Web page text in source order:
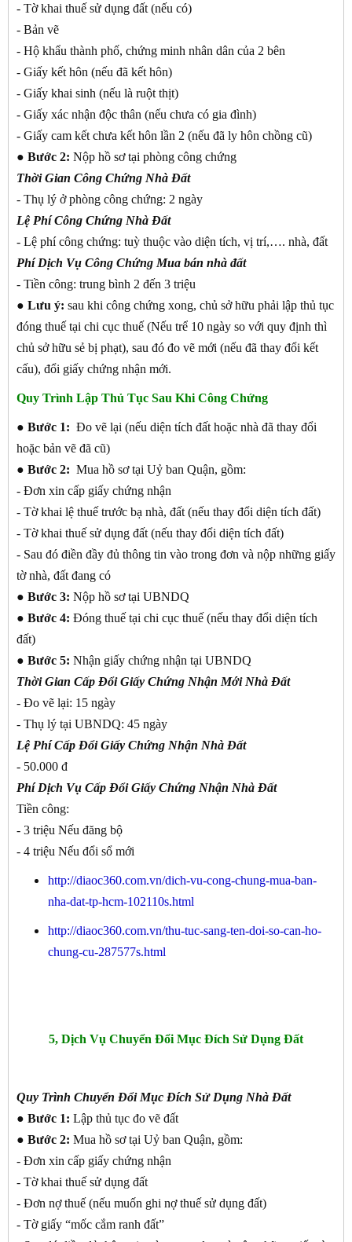
- Tờ khai thuế sử dụng đất (nếu có)
- Bản vẽ
- Hộ khẩu thành phố, chứng minh nhân dân của 2 bên
- Giấy kết hôn (nếu đã kết hôn)
- Giấy khai sinh (nếu là ruột thịt)
- Giấy xác nhận độc thân (nếu chưa có gia đình)
- Giấy cam kết chưa kết hôn lần 2 (nếu đã ly hôn chồng cũ)
● Bước 2: Nộp hồ sơ tại phòng công chứng
Thời Gian Công Chứng Nhà Đất
- Thụ lý ở phòng công chứng: 2 ngày
Lệ Phí Công Chứng Nhà Đất
- Lệ phí công chứng: tuỳ thuộc vào diện tích, vị trí,…. nhà, đất
Phí Dịch Vụ Công Chứng Mua bán nhà đất
- Tiền công: trung bình 2 đến 3 triệu
● Lưu ý: sau khi công chứng xong, chủ sở hữu phải lập thủ tục
đóng thuế tại chi cục thuế (Nếu trể 10 ngày so với quy định thì
chủ sở hữu sẻ bị phạt), sau đó đo vẽ mới (nếu đã thay đổi kết
cấu), đổi giấy chứng nhận mới.
Quy Trình Lập Thủ Tục Sau Khi Công Chứng
● Bước 1: Đo vẽ lại (nếu diện tích đất hoặc nhà đã thay đổi
hoặc bản vẽ đã cũ)
● Bước 2: Mua hồ sơ tại Uỷ ban Quận, gồm:
- Đơn xin cấp giấy chứng nhận
- Tờ khai lệ thuế trước bạ nhà, đất (nếu thay đổi diện tích đất)
- Tờ khai thuế sử dụng đất (nếu thay đổi diện tích đất)
- Sau đó điền đầy đủ thông tin vào trong đơn và nộp những giấy
tờ nhà, đất đang có
● Bước 3: Nộp hồ sơ tại UBNDQ
● Bước 4: Đóng thuế tại chi cục thuế (nếu thay đổi diện tích
đất)
● Bước 5: Nhận giấy chứng nhận tại UBNDQ
Thời Gian Cấp Đổi Giấy Chứng Nhận Mới Nhà Đất
- Đo vẽ lại: 15 ngày
- Thụ lý tại UBNDQ: 45 ngày
Lệ Phí Cấp Đổi Giấy Chứng Nhận Nhà Đất
- 50.000 đ
Phí Dịch Vụ Cấp Đổi Giấy Chứng Nhận Nhà Đất
Tiền công:
- 3 triệu Nếu đăng bộ
- 4 triệu Nếu đổi sổ mới
http://diaoc360.com.vn/dich-vu-cong-chung-mua-ban-
nha-dat-tp-hcm-102110s.html
http://diaoc360.com.vn/thu-tuc-sang-ten-doi-so-can-ho-
chung-cu-287577s.html
5, Dịch Vụ Chuyển Đổi Mục Đích Sử Dụng Đất
Quy Trình Chuyển Đổi Mục Đích Sử Dụng Nhà Đất
● Bước 1: Lập thủ tục đo vẽ đất
● Bước 2: Mua hồ sơ tại Uỷ ban Quận, gồm:
- Đơn xin cấp giấy chứng nhận
- Tờ khai thuế sử dụng đất
- Đơn nợ thuế (nếu muốn ghi nợ thuế sử dụng đất)
- Tờ giấy “mốc cắm ranh đất”